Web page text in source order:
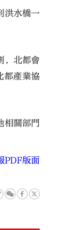
洪水橋一
，北都會
都產業協
相關部門
PDF版面